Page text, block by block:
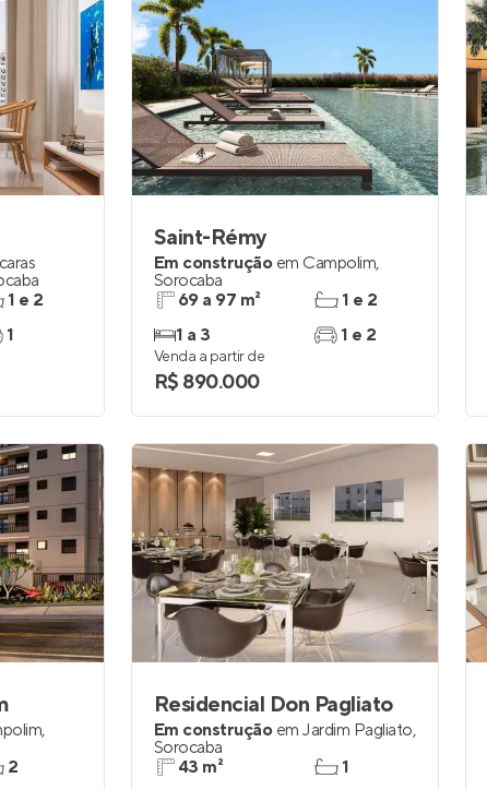
1 e 2
1
Saint-Rémy
Em construção em Campolim,
Sorocaba
69 a 97 m²
1 a 3
1 e 2
1 e 2
Venda a partir de
R$ 890.000
,
2
Residencial Don Pagliato
Em construção em Jardim Pagliato,
Sorocaba
43 m²
1